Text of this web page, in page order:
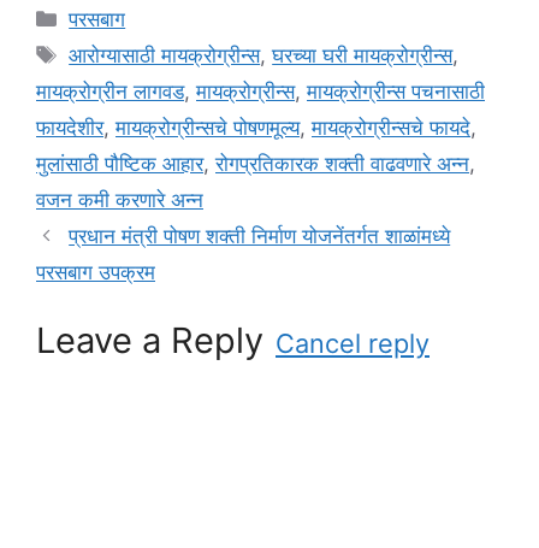
C
a
e
g
o
r
i
e
s
परसबाग
T
a
g
s
आरोग्यासाठी मायक्रोग्रीन्स,घरच्या घरी मायक्रोग्रीन्स,
मायक्रोग्रीन लागवड,मायक्रोग्रीन्स,मायक्रोग्रीन्स पचनासाठी
फायदेशीर,मायक्रोग्रीन्सचे पोषणमूल्य,मायक्रोग्रीन्सचे फायदे,
मुलांसाठी पौष्टिक आहार,रोगप्रतिकारक शक्ती वाढवणारे अन्न,
वजन कमी करणारे अन्न
प्रधान मंत्री पोषण शक्ती निर्माण योजनेंतर्गत शाळांमध्ये
परसबाग उपक्रम
Leave a Reply Cancel reply